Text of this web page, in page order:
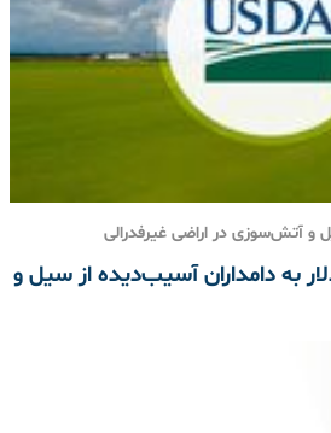
و آتش‌سوزی در اراضی غیرفدرالی
به دامداران آسیب‌دیده از سیل و